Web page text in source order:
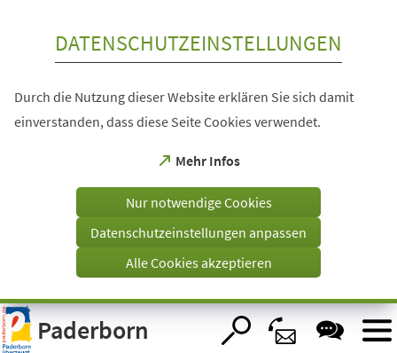
Visuelle
Assistenzsoftware
öffnen.
DATENSCHUTZEINSTELLUNGEN
Durch die Nutzung dieser Website erklären Sie sich damit
einverstanden, dass diese Seite Cookies verwendet.
Mehr Infos
(Öffnet
einem
Tab)
Nur notwendige Cookies
Datenschutzeinstellungen anpassen
Alle Cookies akzeptieren
Paderborn